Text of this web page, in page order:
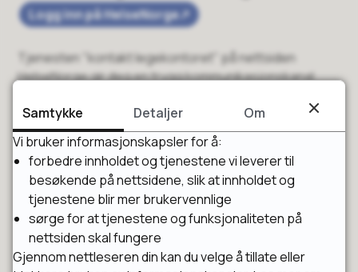
Logg inn på HelseNorge
Tjenesten "kontakt legekontoret" på nettsiden
HelseNorge gir deg en trygg kommunikasjonskanal
administrative spørsmål, som for eksempel bestilling
av transport til legesenteret.
Spørsmålene via denne tjenesten vil normalt besvares
av resepsjonen på legesenteret.​ Du kan ikke få
helsehjelp via denne tjenesten.
Fornye resept eller start e-konsultasjon
Samtykke Detaljer
Om
Vi bruker informasjonskapsler for å:
forbedre innholdet og tjenestene vi leverer til
besøkende på nettsidene, slik at innholdet og
tjenestene blir mer brukervennlige
sørge for at tjenestene og funksjonaliteten på
nettsiden skal fungere
Gjennom nettleseren din kan du velge å tillate eller